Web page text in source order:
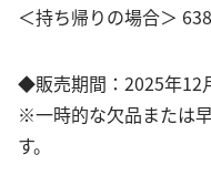
＜持ち帰りの場合＞
◆販売期間：2025年12
※一時的な欠品または
す。